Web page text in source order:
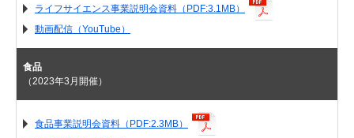
ライフサイエンス事業説明会資料（PDF:3.1MB）
動画配信（YouTube）
食品
（2023年3月開催）
食品事業説明会資料（PDF:2.3MB）